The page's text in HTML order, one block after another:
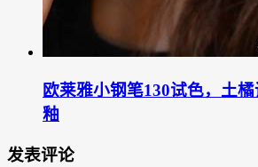
欧莱雅小钢笔130试色，土
釉
发表评论